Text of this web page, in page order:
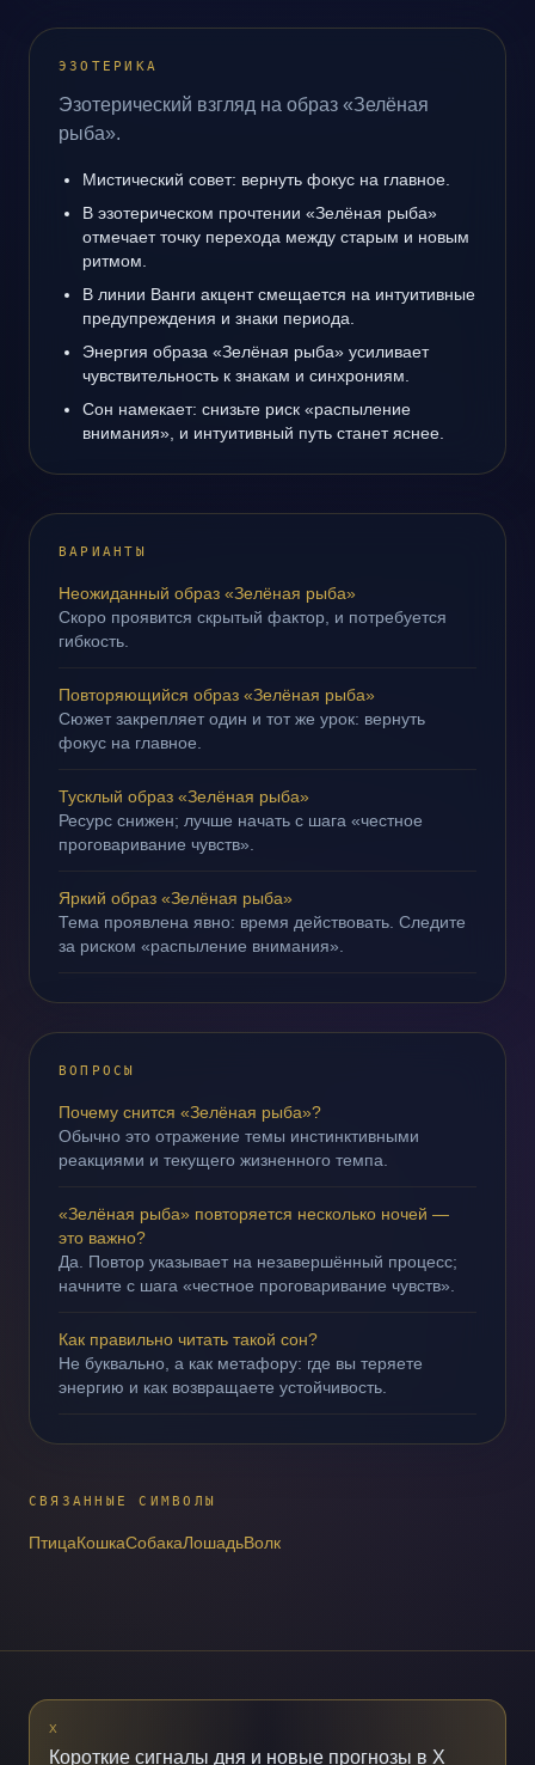
ЭЗОТЕРИКА
Эзотерический взгляд на образ «Зелёная
рыба».
Мистический совет: вернуть фокус на главное.
В эзотерическом прочтении «Зелёная рыба»
отмечает точку перехода между старым и новым
ритмом.
В линии Ванги акцент смещается на интуитивные
предупреждения и знаки периода.
Энергия образа «Зелёная рыба» усиливает
чувствительность к знакам и синхрониям.
Сон намекает: снизьте риск «распыление
внимания», и интуитивный путь станет яснее.
ВАРИАНТЫ
Неожиданный образ «Зелёная рыба»
Скоро проявится скрытый фактор, и потребуется
гибкость.
Повторяющийся образ «Зелёная рыба»
Сюжет закрепляет один и тот же урок: вернуть
фокус на главное.
Тусклый образ «Зелёная рыба»
Ресурс снижен; лучше начать с шага «честное
проговаривание чувств».
Яркий образ «Зелёная рыба»
Тема проявлена явно: время действовать. Следите
за риском «распыление внимания».
ВОПРОСЫ
Почему снится «Зелёная рыба»?
Обычно это отражение темы инстинктивными
реакциями и текущего жизненного темпа.
«Зелёная рыба» повторяется несколько ночей —
это важно?
Да. Повтор указывает на незавершённый процесс;
начните с шага «честное проговаривание чувств».
Как правильно читать такой сон?
Не буквально, а как метафору: где вы теряете
энергию и как возвращаете устойчивость.
СВЯЗАННЫЕ СИМВОЛЫ
ПтицаКошкаСобакаЛошадьВолк
X
Короткие сигналы дня и новые прогнозы в X